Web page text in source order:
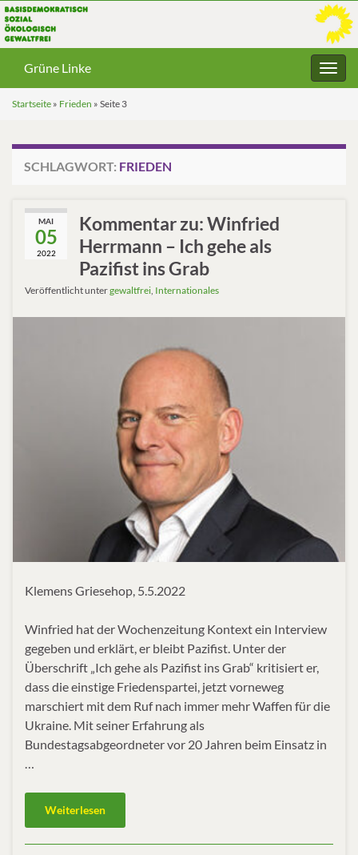
Grüne Linke
Startseite » Frieden » Seite 3
SCHLAGWORT: FRIEDEN
MAI
05
2022
Kommentar zu: Winfried
Herrmann – Ich gehe als
Pazifist ins Grab
Veröffentlicht untergewaltfrei Internationales
Klemens Griesehop, 5.5.2022
Winfried hat der Wochenzeitung Kontext ein Interview
gegeben und erklärt, er bleibt Pazifist. Unter der
Überschrift „Ich gehe als Pazifist ins Grab“ kritisiert er,
dass die einstige Friedenspartei, jetzt vorneweg
marschiert mit dem Ruf nach immer mehr Waffen für die
Ukraine. Mit seiner Erfahrung als
Bundestagsabgeordneter vor 20 Jahren beim Einsatz in
…
Weiterlesen